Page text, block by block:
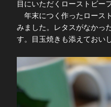
目にいただくローストビー
年末につく作ったロース
みました。レタスがなかっ
す。目玉焼きも添えておい